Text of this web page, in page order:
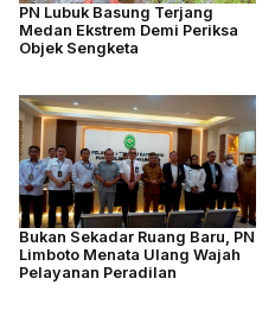
PN Lubuk Basung Terjang
Medan Ekstrem Demi Periksa
Objek Sengketa
Bukan Sekadar Ruang Baru, PN
Limboto Menata Ulang Wajah
Pelayanan Peradilan